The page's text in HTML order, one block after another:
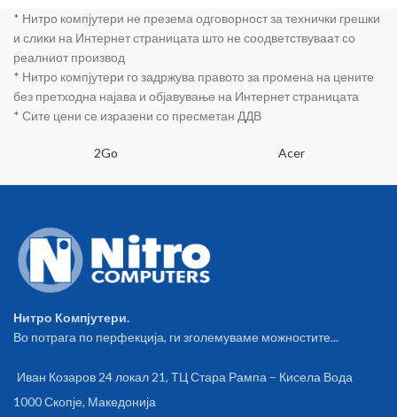
60 Hz Connectivity: D-Sub: 1
HDMI: 1 Headphone: 1 What is
included: Power Cable 1.5 m
HDMI Cable Install CD Quick
Setup Guide LC24F396FHUXEN
Rate(max) :
144Hz
(Overclock
Pitch :
0.2745mm
Brightness(Max
) : 250 cd/m2
Contrast Ratio :
* Нитро компјутери не презема одговорност за технички грешки
и слики на Интернет страницата што не соодветствуваат со
реалниот производ
* Нитро компјутери го задржува правото за промена на цените
без претходна најава и објавување на Интернет страницата
* Сите цени се изразени со пресметан ДДВ
2Go Acer
Нитро Компјутери.
Во потрага по перфекција, ги зголемуваме можностите...
Иван Козаров 24 локал 21, ТЦ Стара Рампа – Кисела Вода
1000 Скопје, Македонија